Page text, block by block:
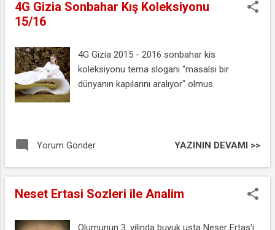
4G Gizia Sonbahar Kış Koleksiyonu
15/16
4G Gizia 2015 - 2016 sonbahar kis
koleksiyonu tema slogani "masalsı bir
dünyanın kapılarını aralıyor" olmus.
Yorum Gönder YAZININ DEVAMI >>
Neset Ertasi Sozleri ile Analim
Olumunun 3. yilinda buyuk usta Neser Ertas'i